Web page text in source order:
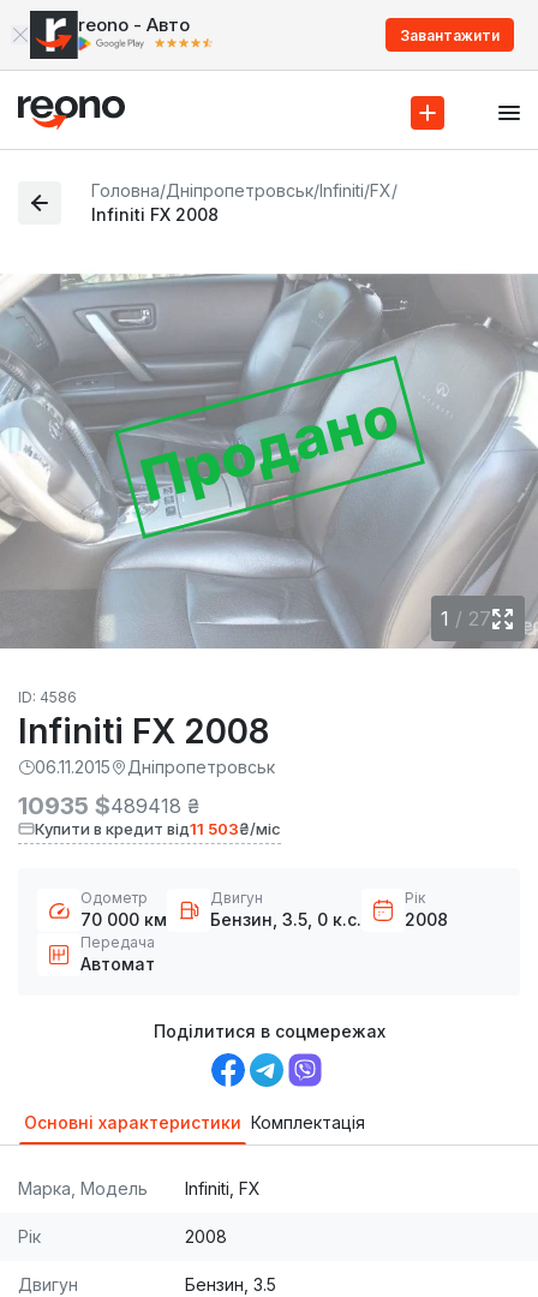
reono - Авто Завантажити
Головна/Дніпропетровськ/Infiniti/FX/
Infiniti FX 2008
Продано
1 / 27
ID: 4586
Infiniti FX 2008
06.11.2015 Дніпропетровськ
10935 $489418 ₴
Купити в кредит від11 503₴/міс
Одометр
70 000 км
Двигун
Бензин, 3.5, 0 к.с.
Рік
2008
Передача
Автомат
Поділитися в соцмережах
Основні характеристики Комплектація
Марка, Модель Infiniti, FX
Рік 2008
Двигун Бензин, 3.5